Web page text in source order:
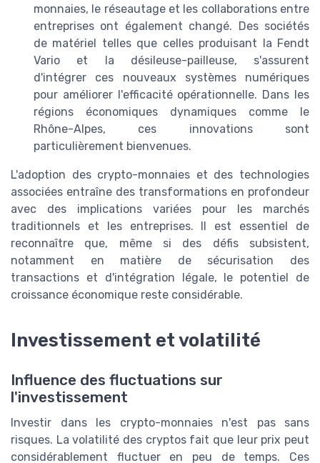
monnaies, le réseautage et les collaborations entre
entreprises ont également changé. Des sociétés
de matériel telles que celles produisant la Fendt
Vario et la désileuse-pailleuse, s'assurent
d'intégrer ces nouveaux systèmes numériques
pour améliorer l'efficacité opérationnelle. Dans les
régions économiques dynamiques comme le
Rhône-Alpes, ces innovations sont
particulièrement bienvenues.
L'adoption des crypto-monnaies et des technologies
associées entraîne des transformations en profondeur
avec des implications variées pour les marchés
traditionnels et les entreprises. Il est essentiel de
reconnaître que, même si des défis subsistent,
notamment en matière de sécurisation des
transactions et d'intégration légale, le potentiel de
croissance économique reste considérable.
Investissement et volatilité
Influence des fluctuations sur
l'investissement
Investir dans les crypto-monnaies n'est pas sans
risques. La volatilité des cryptos fait que leur prix peut
considérablement fluctuer en peu de temps. Ces